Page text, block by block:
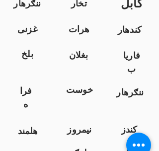
ننګرهار تخار
غزنی هرات
کندهار
بلخ
بغلان
فاریا
ب
فرا
ه
خوست ننګرهار
هلمند نیمروز
کندز